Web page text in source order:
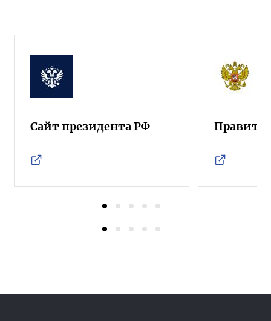
Сайт президента РФ